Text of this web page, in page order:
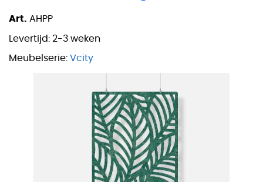
Art. AHPP
Levertijd: 2-3 weken
Meubelserie: Vcity